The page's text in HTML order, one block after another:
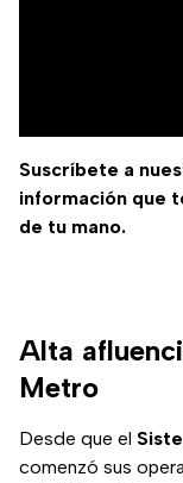
Suscríbete a
información que
de tu mano.
Alta
Metro
Desde que el
comenzó sus